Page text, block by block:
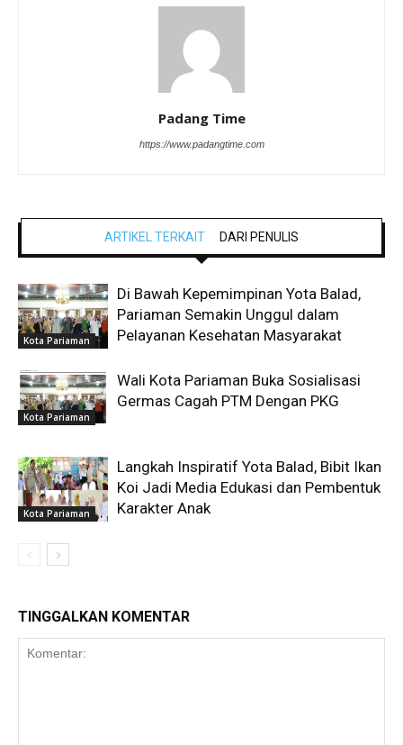
Padang Time
https://www.padangtime.com
ARTIKEL TERKAIT DARI PENULIS
Kota Pariaman
Di Bawah Kepemimpinan Yota Balad,
Pariaman Semakin Unggul dalam
Pelayanan Kesehatan Masyarakat
Kota Pariaman
Wali Kota Pariaman Buka Sosialisasi
Germas Cagah PTM Dengan PKG
Kota Pariaman
Langkah Inspiratif Yota Balad, Bibit Ikan
Koi Jadi Media Edukasi dan Pembentuk
Karakter Anak
TINGGALKAN KOMENTAR